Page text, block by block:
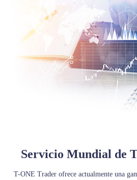
Servicio Mundial de
T-ONE Trader ofrece actualmente una